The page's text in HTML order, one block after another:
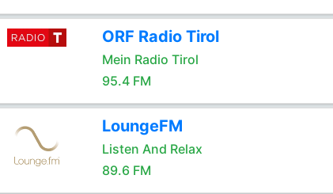
ORF Radio Tirol
Mein Radio Tirol
95.4 FM
LoungeFM
Listen And Relax
89.6 FM